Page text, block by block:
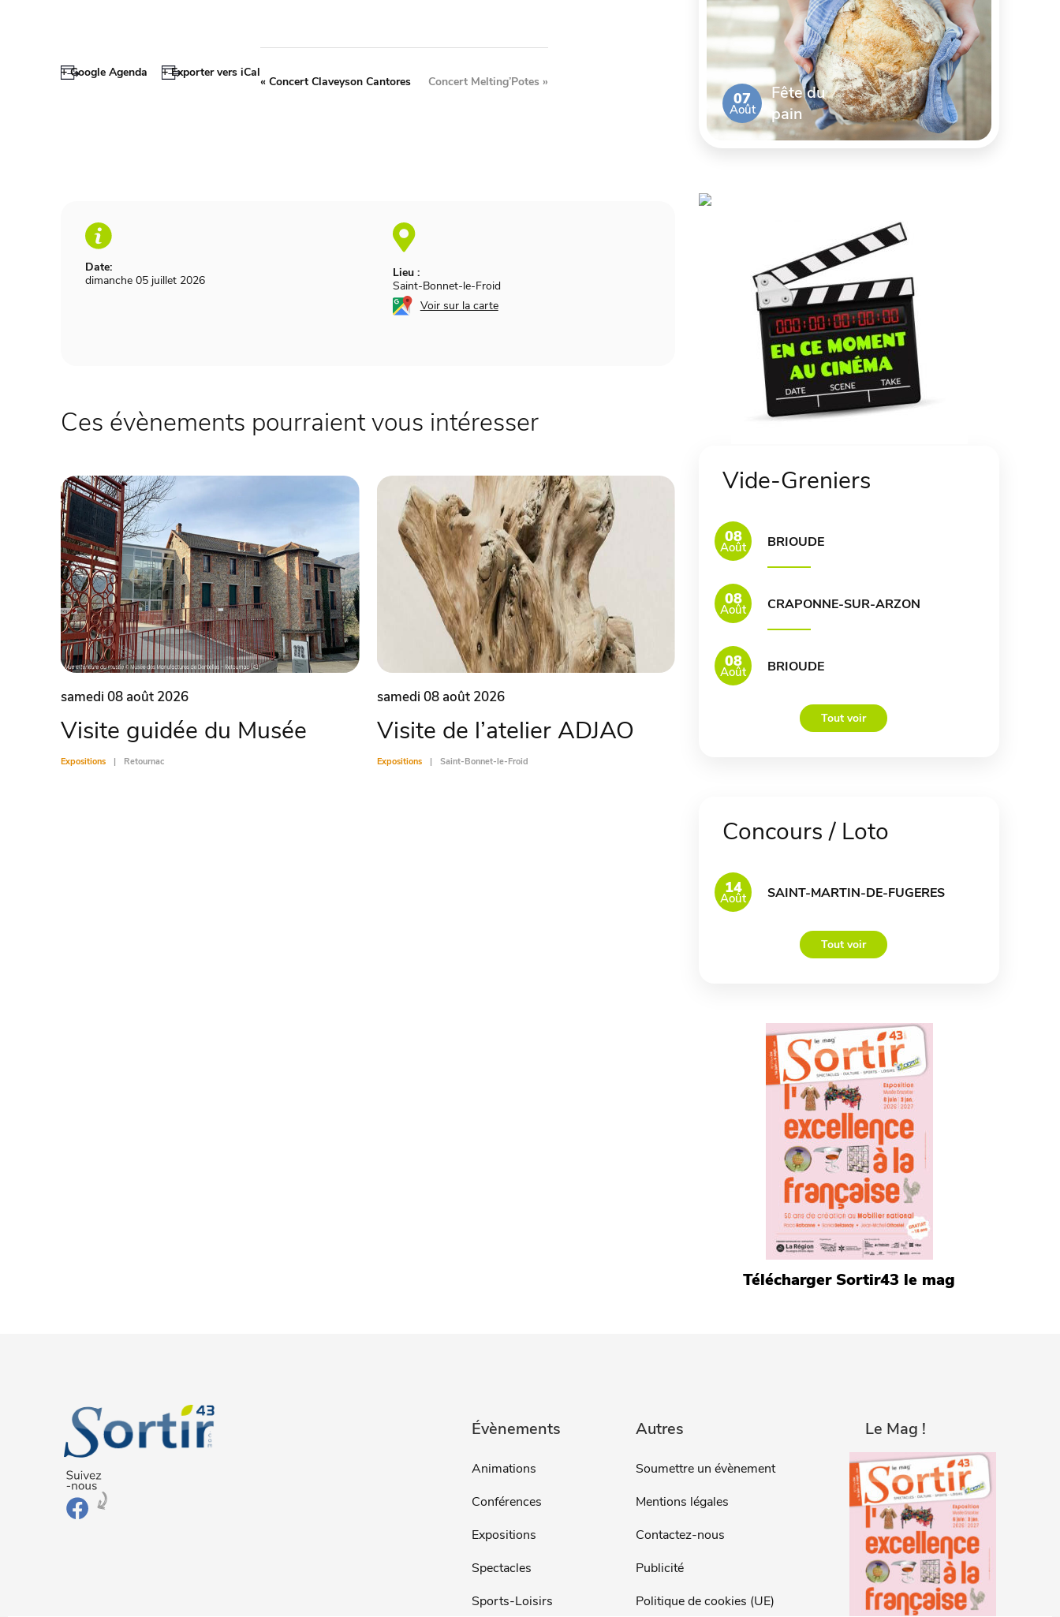
+ Google Agenda + Exporter vers iCal
Date:
dimanche 05 juillet 2026
Lieu :
Saint-Bonnet-le-Froid
Voir sur la carte
«Concert Claveyson Cantores Concert Melting’Potes »
Ces évènements pourraient vous intéresser
samedi 08 août 2026
Visite guidée du Musée
Expositions Retournac
samedi 08 août 2026
Visite de l’atelier ADJAO
Expositions Saint-Bonnet-le-Froid
07
Août
Fête du
pain
Vide-Greniers
08
Août BRIOUDE
08
Août CRAPONNE-SUR-ARZON
08
Août BRIOUDE
Tout voir
Concours / Loto
14
Août SAINT-MARTIN-DE-FUGERES
Tout voir
Télécharger Sortir43 le mag
Évènements
Animations
Conférences
Expositions
Spectacles
Sports-Loisirs
Autres
Soumettre un évènement
Mentions légales
Contactez-nous
Publicité
Politique de cookies (UE)
Le Mag !